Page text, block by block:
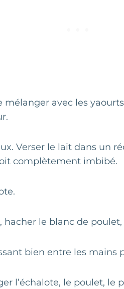
mélanger avec les
Verser le lait dans un
complètement imbibé.
hacher le blanc de
bien entre les mains
l’échalote, le poulet, le